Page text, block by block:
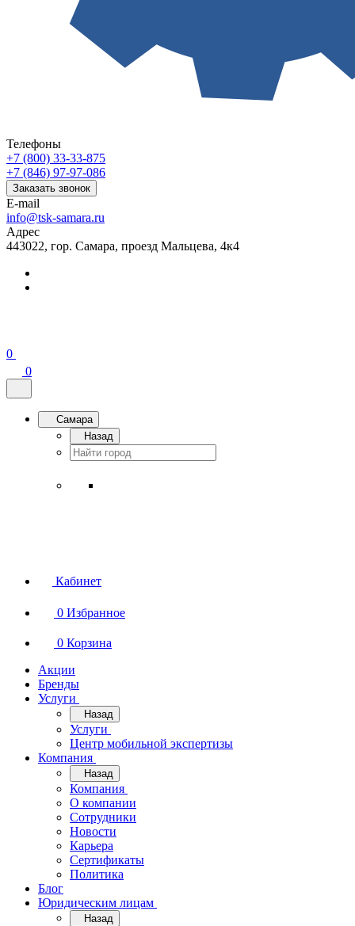
Телефоны
+7 (800) 33-33-875
+7 (846) 97-97-086
Заказать звонок
E-mail
info@tsk-samara.ru
Адрес
443022, гор. Самара, проезд Мальцева, 4к4
0
0
Самара
Назад
Кабинет
0 Избранное
0 Корзина
Акции
Бренды
Услуги
Назад
Услуги
Центр мобильной экспертизы
Компания
Назад
Компания
О компании
Сотрудники
Новости
Карьера
Сертификаты
Политика
Блог
Юридическим лицам
Назад